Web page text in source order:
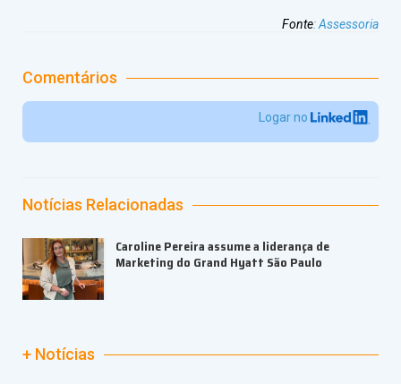
Fonte:Assessoria
Comentários
Logar no
Notícias Relacionadas
Caroline Pereira assume a liderança de
Marketing do Grand Hyatt São Paulo
+ Notícias